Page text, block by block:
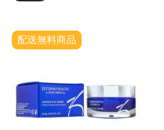
配送無料商品